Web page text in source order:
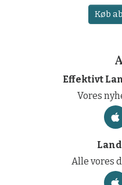
Køb
Effektivt
Vores
Alle vores